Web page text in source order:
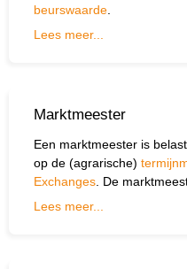
beurswaarde
Lees meer...
Marktmeester
Een marktmeester is
op de (agrarische)
Exchanges . De
Lees meer...